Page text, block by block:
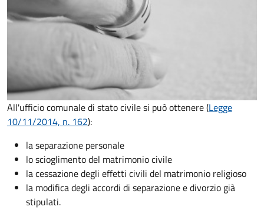
All'ufficio comunale di stato civile si può ottenere (Legge
10/11/2014, n. 162):
la separazione personale
lo scioglimento del matrimonio civile
la cessazione degli effetti civili del matrimonio religioso
la modifica degli accordi di separazione e divorzio già
stipulati.